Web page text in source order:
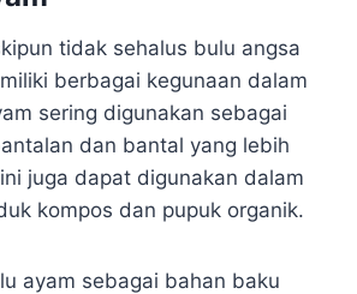
tidak sehalus bulu angsa
berbagai kegunaan dalam
sering digunakan sebagai
dan bantal yang lebih
juga dapat digunakan dalam
kompos dan pupuk organik.
ayam sebagai bahan baku